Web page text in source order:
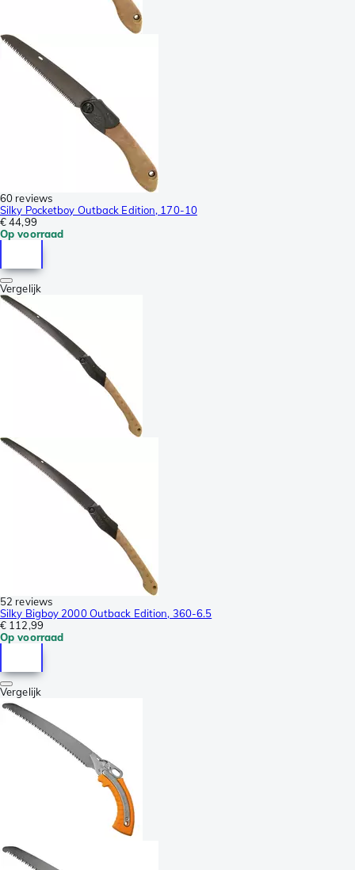
60 reviews
Silky Pocketboy Outback Edition, 170-10
€ 44,99
Op voorraad
Vergelijk
52 reviews
Silky Bigboy 2000 Outback Edition, 360-6.5
€ 112,99
Op voorraad
Vergelijk